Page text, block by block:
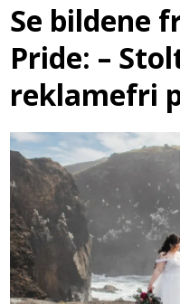
Se bildene
Pride: –
reklamefri